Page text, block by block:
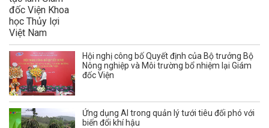
Hội nghị công bố Quyết định của Bộ trưởng Bộ
Nông nghiệp và Môi trường bổ nhiệm lại Giám
đốc Viện
Ứng dụng AI trong quản lý tưới tiêu đối phó với
biến đổi khí hậu